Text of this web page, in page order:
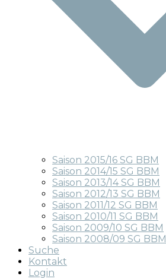
Saison 2015/16 SG BBM
Saison 2014/15 SG BBM
Saison 2013/14 SG BBM
Saison 2012/13 SG BBM
Saison 2011/12 SG BBM
Saison 2010/11 SG BBM
Saison 2009/10 SG BBM
Saison 2008/09 SG BBM
Suche
Kontakt
Login